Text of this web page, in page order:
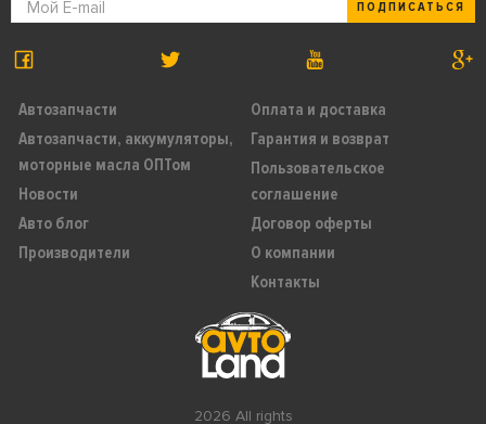
2026 All rights
Автозапчасти
Автозапчасти, аккумуляторы,
моторные масла ОПТом
Новости
Авто блог
Производители
Оплата и доставка
Гарантия и возврат
Пользовательское
соглашение
Договор оферты
О компании
Контакты
ПОДПИСАТЬСЯ